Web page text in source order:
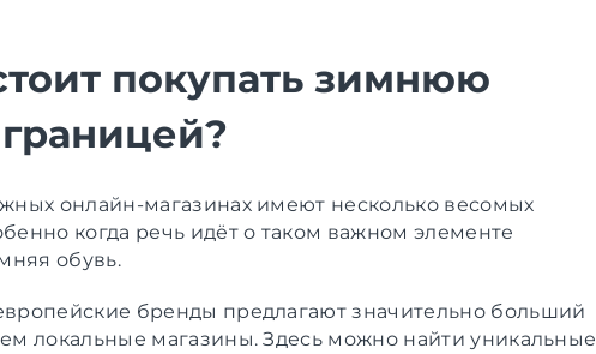
покупать зимнюю
онлайн-магазинах имеют несколько весомых
когда речь идёт о таком важном элементе
обувь.
бренды предлагают значительно больший
локальные магазины. Здесь можно найти уникальные